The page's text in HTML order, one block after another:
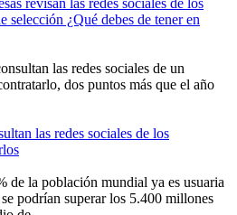
revisan las redes sociales de los
selección ¿Qué debes de tener en
las redes sociales de un
dos puntos más que el año
las redes sociales de los
de la población mundial ya es usuaria
podrían superar los 5.400 millones